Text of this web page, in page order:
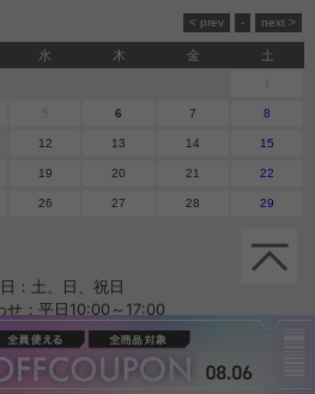
水 木 金 土
6 7 8
12 13 14 15
19 20 21 22
26 27 28 29
：土、日、祝日
せ：平日10:00～17:00
Ltd. All Rights Reserved.